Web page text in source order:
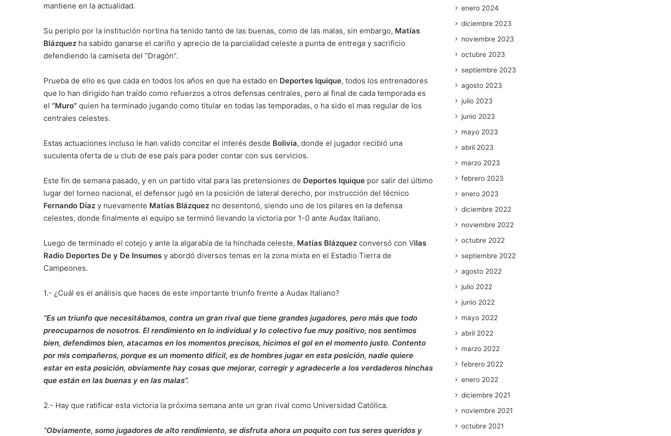
mantiene en la actualidad.
Su periplo por la institución nortina ha tenido tanto de las buenas, como de las malas, sin embargo, Matías
Blázquez ha sabido ganarse el cariño y aprecio de la parcialidad celeste a punta de entrega y sacrificio
defendiendo la camiseta del “Dragón”.
Prueba de ello es que cada en todos los años en que ha estado en Deportes Iquique, todos los entrenadores
que lo han dirigido han traído como refuerzos a otros defensas centrales, pero al final de cada temporada es
el “Muro” quien ha terminado jugando como titular en todas las temporadas, o ha sido el mas regular de los
centrales celestes.
Estas actuaciones incluso le han valido concitar el interés desde Bolivia, donde el jugador recibió una
suculenta oferta de u club de ese país para poder contar con sus servicios.
Este fin de semana pasado, y en un partido vital para las pretensiones de Deportes Iquique por salir del último
lugar del torneo nacional, el defensor jugó en la posición de lateral derecho, por instrucción del técnico
Fernando Díaz y nuevamente Matías Blázquez no desentonó, siendo uno de los pilares en la defensa
celestes, donde finalmente el equipo se terminó llevando la victoria por 1-0 ante Audax Italiano.
Luego de terminado el cotejo y ante la algarabía de la hinchada celeste, Matías Blázquez conversó con Vilas
Radio Deportes De y De Insumos y abordó diversos temas en la zona mixta en el Estadio Tierra de
Campeones.
1.- ¿Cuál es el análisis que haces de este importante triunfo frente a Audax Italiano?
“Es un triunfo que necesitábamos, contra un gran rival que tiene grandes jugadores, pero más que todo
preocuparnos de nosotros. El rendimiento en lo individual y lo colectivo fue muy positivo, nos sentimos
bien, defendimos bien, atacamos en los momentos precisos, hicimos el gol en el momento justo. Contento
por mis compañeros, porque es un momento difícil, es de hombres jugar en esta posición, nadie quiere
estar en esta posición, obviamente hay cosas que mejorar, corregir y agradecerle a los verdaderos hinchas
que están en las buenas y en las malas”.
2.- Hay que ratificar esta victoria la próxima semana ante un gran rival como Universidad Católica.
“Obviamente, somo jugadores de alto rendimiento, se disfruta ahora un poquito con tus seres queridos y
enero 2024
diciembre 2023
noviembre 2023
octubre 2023
septiembre 2023
agosto 2023
julio 2023
junio 2023
mayo 2023
abril 2023
marzo 2023
febrero 2023
enero 2023
diciembre 2022
noviembre 2022
octubre 2022
septiembre 2022
agosto 2022
julio 2022
junio 2022
mayo 2022
abril 2022
marzo 2022
febrero 2022
enero 2022
diciembre 2021
noviembre 2021
octubre 2021